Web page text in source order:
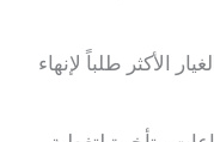
الأكثر طلباً لإنهاء